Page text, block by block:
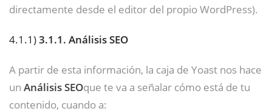
directamente desde el editor del propio WordPress).
4.1.1)3.1.1. Análisis SEO
A partir de esta información, la caja de Yoast nos hace
un Análisis SEOque te va a señalar cómo está de tu
contenido, cuando a: